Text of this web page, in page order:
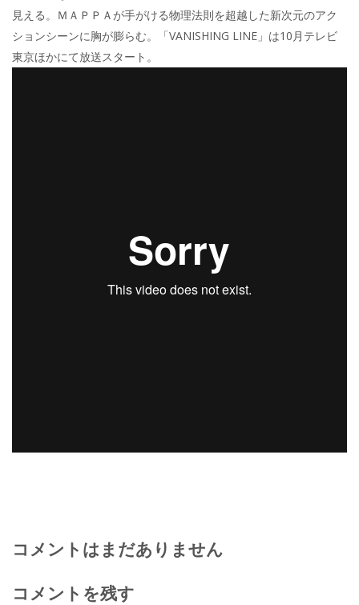
見える。ＭＡＰＰＡが手がける物理法則を超越した新次元のアク
ションシーンに胸が膨らむ。「VANISHING LINE」は10月テレビ
東京ほかにて放送スタート。
コメントはまだありません
コメントを残す